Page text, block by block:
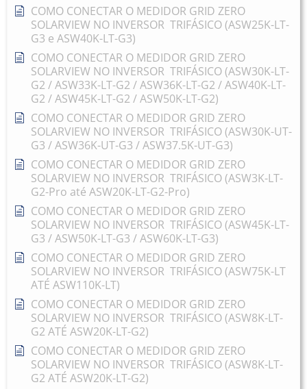
COMO CONECTAR O MEDIDOR GRID ZERO
SOLARVIEW NO INVERSOR TRIFÁSICO (ASW25K-LT-
G3 e ASW40K-LT-G3)
COMO CONECTAR O MEDIDOR GRID ZERO
SOLARVIEW NO INVERSOR TRIFÁSICO (ASW30K-LT-
G2 / ASW33K-LT-G2 / ASW36K-LT-G2 / ASW40K-LT-
G2 / ASW45K-LT-G2 / ASW50K-LT-G2)
COMO CONECTAR O MEDIDOR GRID ZERO
SOLARVIEW NO INVERSOR TRIFÁSICO (ASW30K-UT-
G3 / ASW36K-UT-G3 / ASW37.5K-UT-G3)
COMO CONECTAR O MEDIDOR GRID ZERO
SOLARVIEW NO INVERSOR TRIFÁSICO (ASW3K-LT-
G2-Pro até ASW20K-LT-G2-Pro)
COMO CONECTAR O MEDIDOR GRID ZERO
SOLARVIEW NO INVERSOR TRIFÁSICO (ASW45K-LT-
G3 / ASW50K-LT-G3 / ASW60K-LT-G3)
COMO CONECTAR O MEDIDOR GRID ZERO
SOLARVIEW NO INVERSOR TRIFÁSICO (ASW75K-LT
ATÉ ASW110K-LT)
COMO CONECTAR O MEDIDOR GRID ZERO
SOLARVIEW NO INVERSOR TRIFÁSICO (ASW8K-LT-
G2 ATÉ ASW20K-LT-G2)
COMO CONECTAR O MEDIDOR GRID ZERO
SOLARVIEW NO INVERSOR TRIFÁSICO (ASW8K-LT-
G2 ATÉ ASW20K-LT-G2)